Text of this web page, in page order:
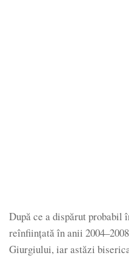
După ce a dispărut
reînfiinţată în anii
Giurgiului, iar astăzi